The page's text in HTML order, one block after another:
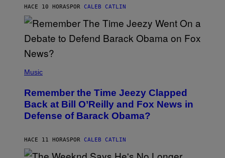
H
N
N
U
N
E
/
I
R
E
M
E
)
HACE 10 HORAS POR CALEB CATLIN
P
T
O
B
M
O
Music
Remember the Time Jeezy Clapped
Back at Bill O’Reilly and Fox News in
Defense of Barack Obama?
HACE 11 HORAS POR CALEB CATLIN